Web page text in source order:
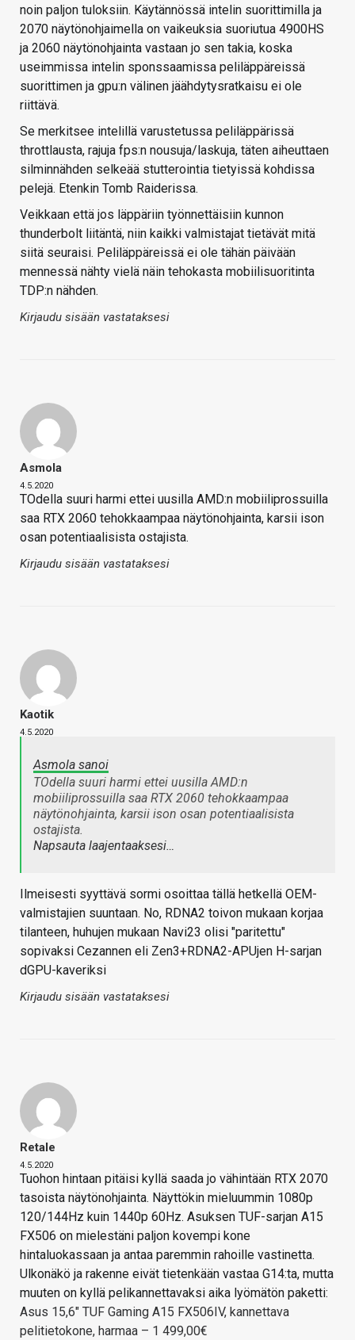
noin paljon tuloksiin. Käytännössä intelin suorittimilla ja
2070 näytönohjaimella on vaikeuksia suoriutua 4900HS
ja 2060 näytönohjainta vastaan jo sen takia, koska
useimmissa intelin sponssaamissa peliläppäreissä
suorittimen ja gpu:n välinen jäähdytysratkaisu ei ole
riittävä.
Se merkitsee intelillä varustetussa peliläppärissä
throttlausta, rajuja fps:n nousuja/laskuja, täten aiheuttaen
silminnähden selkeää stutterointia tietyissä kohdissa
pelejä. Etenkin Tomb Raiderissa.
Veikkaan että jos läppäriin työnnettäisiin kunnon
thunderbolt liitäntä, niin kaikki valmistajat tietävät mitä
siitä seuraisi. Peliläppäreissä ei ole tähän päivään
mennessä nähty vielä näin tehokasta mobiilisuoritinta
TDP:n nähden.
Kirjaudu sisään vastataksesi
Asmola
4.5.2020
TOdella suuri harmi ettei uusilla AMD:n mobiiliprossuilla
saa RTX 2060 tehokkaampaa näytönohjainta, karsii ison
osan potentiaalisista ostajista.
Kirjaudu sisään vastataksesi
Kaotik
4.5.2020
Asmola sanoi
TOdella suuri harmi ettei uusilla AMD:n
mobiiliprossuilla saa RTX 2060 tehokkaampaa
näytönohjainta, karsii ison osan potentiaalisista
ostajista.
Napsauta laajentaaksesi…
Ilmeisesti syyttävä sormi osoittaa tällä hetkellä OEM-
valmistajien suuntaan. No, RDNA2 toivon mukaan korjaa
tilanteen, huhujen mukaan Navi23 olisi "paritettu"
sopivaksi Cezannen eli Zen3+RDNA2-APUjen H-sarjan
dGPU-kaveriksi
Kirjaudu sisään vastataksesi
Retale
4.5.2020
Tuohon hintaan pitäisi kyllä saada jo vähintään RTX 2070
tasoista näytönohjainta. Näyttökin mieluummin 1080p
120/144Hz kuin 1440p 60Hz. Asuksen TUF-sarjan A15
FX506 on mielestäni paljon kovempi kone
hintaluokassaan ja antaa paremmin rahoille vastinetta.
Ulkonäkö ja rakenne eivät tietenkään vastaa G14:ta, mutta
muuten on kyllä pelikannettavaksi aika lyömätön paketti:
Asus 15,6" TUF Gaming A15 FX506IV, kannettava
pelitietokone, harmaa – 1 499,00€